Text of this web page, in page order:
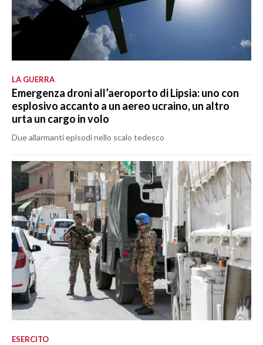
LA GUERRA
Emergenza droni all’aeroporto di Lipsia: uno con
esplosivo accanto a un aereo ucraino, un altro
urta un cargo in volo
Due allarmanti episodi nello scalo tedesco
ESERCITO